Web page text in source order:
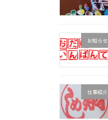
お知らせ
仕事紹介